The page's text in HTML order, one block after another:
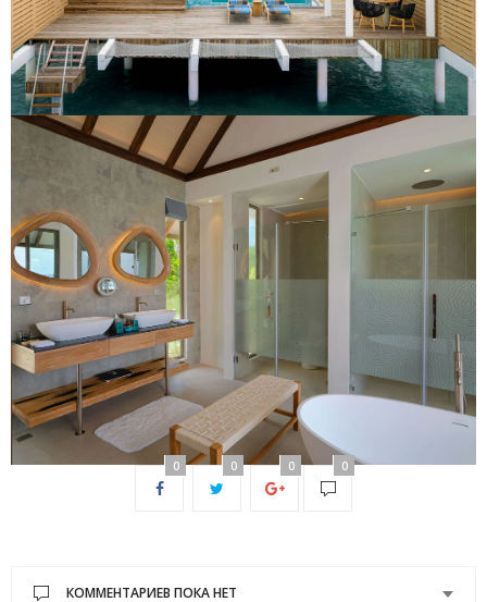
0 0 0 0
КОММЕНТАРИЕВ ПОКА НЕТ